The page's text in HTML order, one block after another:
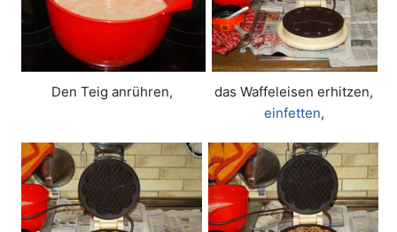
Den Teig anrühren,
das Waffeleisen erhitzen,
einfetten,